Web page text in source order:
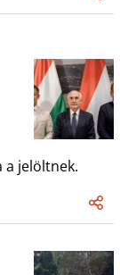
a jelöltnek.